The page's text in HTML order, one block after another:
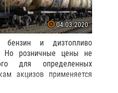
04.03.2020
и дизтопливо
розничные цены не
для определенных
акцизов применяется